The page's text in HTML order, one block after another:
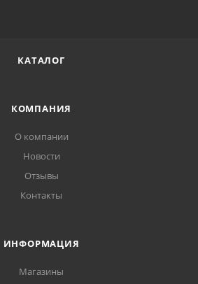
КАТАЛОГ
КОМПАНИЯ
О компании
Новости
Отзывы
Контакты
ИНФОРМАЦИЯ
Магазины